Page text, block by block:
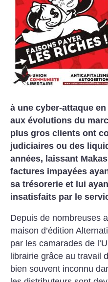
à une cyber-attaque
aux évolutions du
plus gros clients ont
judiciaires ou des
années, laissant
factures impayées
sa trésorerie et lui
insatisfaits par le
Depuis de nombreuses
maison d’édition
par les camarades de
librairie grâce au travail
bien souvent inconnu